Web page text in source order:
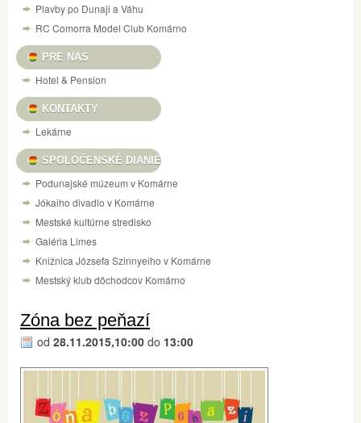
Plavby po Dunaji a Váhu
RC Comorra Model Club Komárno
PRE NAS
Hotel & Pension
KONTAKTY
Lekárne
SPOLOČENSKÉ DIANIE
Podunajské múzeum v Komárne
Jókaiho divadlo v Komárne
Mestské kultúrne stredisko
Galéria Limes
Knižnica Józsefa Szinnyeiho v Komárne
Mestský klub dôchodcov Komárno
Zóna bez peňazí
od 28.11.2015,10:00 do 13:00